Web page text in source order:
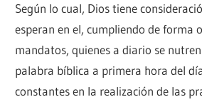
Según lo cual, Dios tiene
esperan en el, cumpliendo de forma
mandatos, quienes a diario se
palabra bíblica a primera hora del
constantes en la realización de las